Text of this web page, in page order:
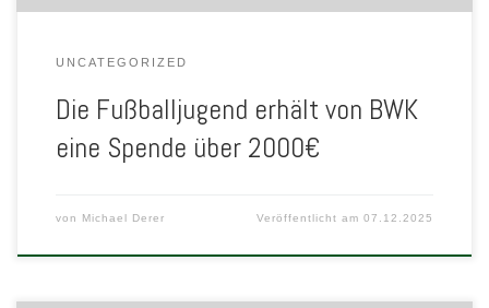
UNCATEGORIZED
Die Fußballjugend erhält von BWK
eine Spende über 2000€
von Michael Derer Veröffentlicht am07.12.2025